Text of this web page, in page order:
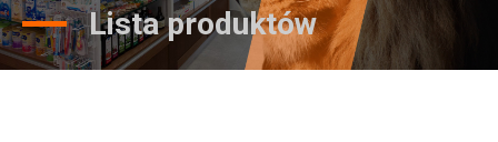
Lista produktów